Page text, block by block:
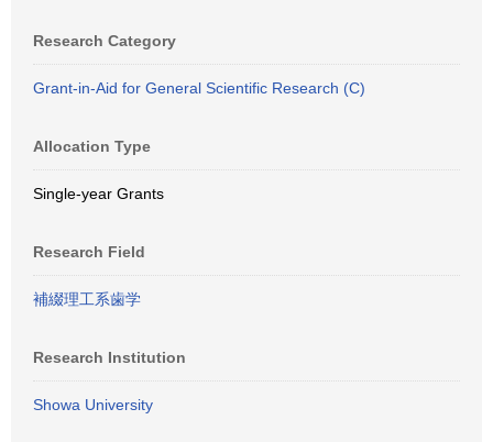
Research Category
Grant-in-Aid for General Scientific Research (C)
Allocation Type
Single-year Grants
Research Field
補綴理工系歯学
Research Institution
Showa University